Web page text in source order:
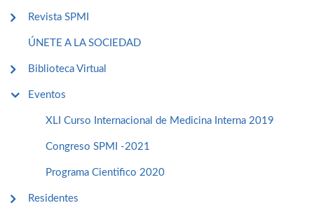
Revista SPMI
ÚNETE A LA SOCIEDAD
Biblioteca Virtual
Eventos
XLI Curso Internacional de Medicina Interna 2019
Congreso SPMI -2021
Programa Cientifico 2020
Residentes